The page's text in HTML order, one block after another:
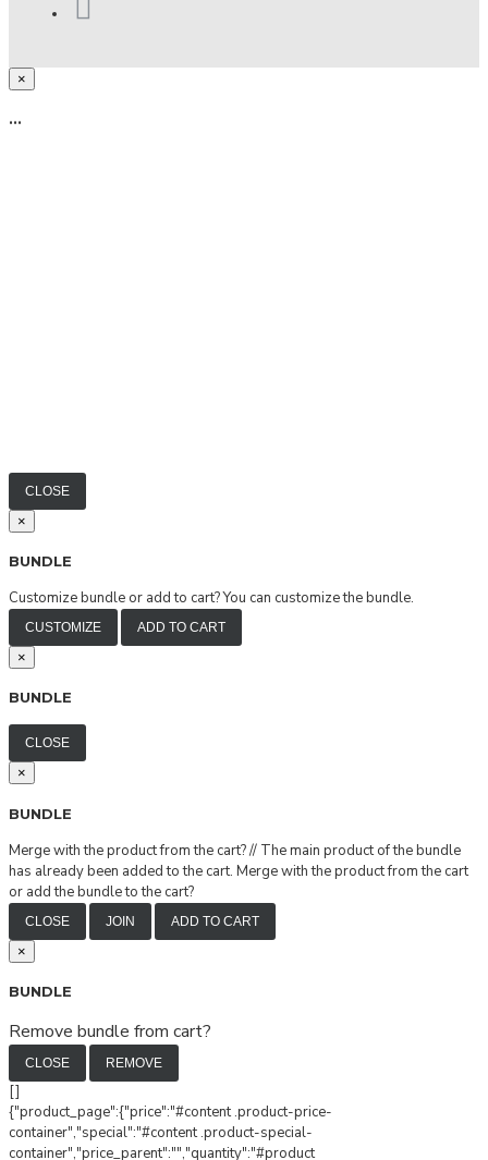
×
...
CLOSE
×
BUNDLE
Customize bundle or add to cart?You can customize the bundle.
CUSTOMIZE ADD TO CART
×
BUNDLE
CLOSE
×
BUNDLE
Merge with the product from the cart?// The main product of the bundle
has already been added to the cart. Merge with the product from the cart
or add the bundle to the cart?
CLOSE JOIN ADD TO CART
×
BUNDLE
Remove bundle from cart?
CLOSE REMOVE
[]
{"product_page":{"price":"#content .product-price-
container","special":"#content .product-special-
container","price_parent":"","quantity":"#product